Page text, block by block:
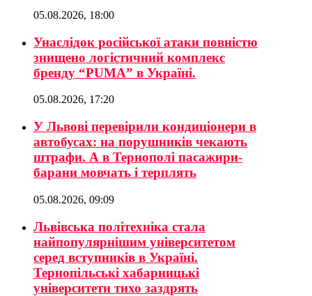
05.08.2026, 18:00
Унаслідок російської атаки повністю
знищено логістичний комплекс
бренду “PUMA” в Україні.
05.08.2026, 17:20
У Львові перевірили кондиціонери в
автобусах: на порушників чекають
штрафи. А в Тернополі пасажири-
барани мовчать і терплять
05.08.2026, 09:09
Львівська політехніка стала
найпопулярнішим університетом
серед вступників в Україні.
Тернопільські хабарницькі
університети тихо заздрять